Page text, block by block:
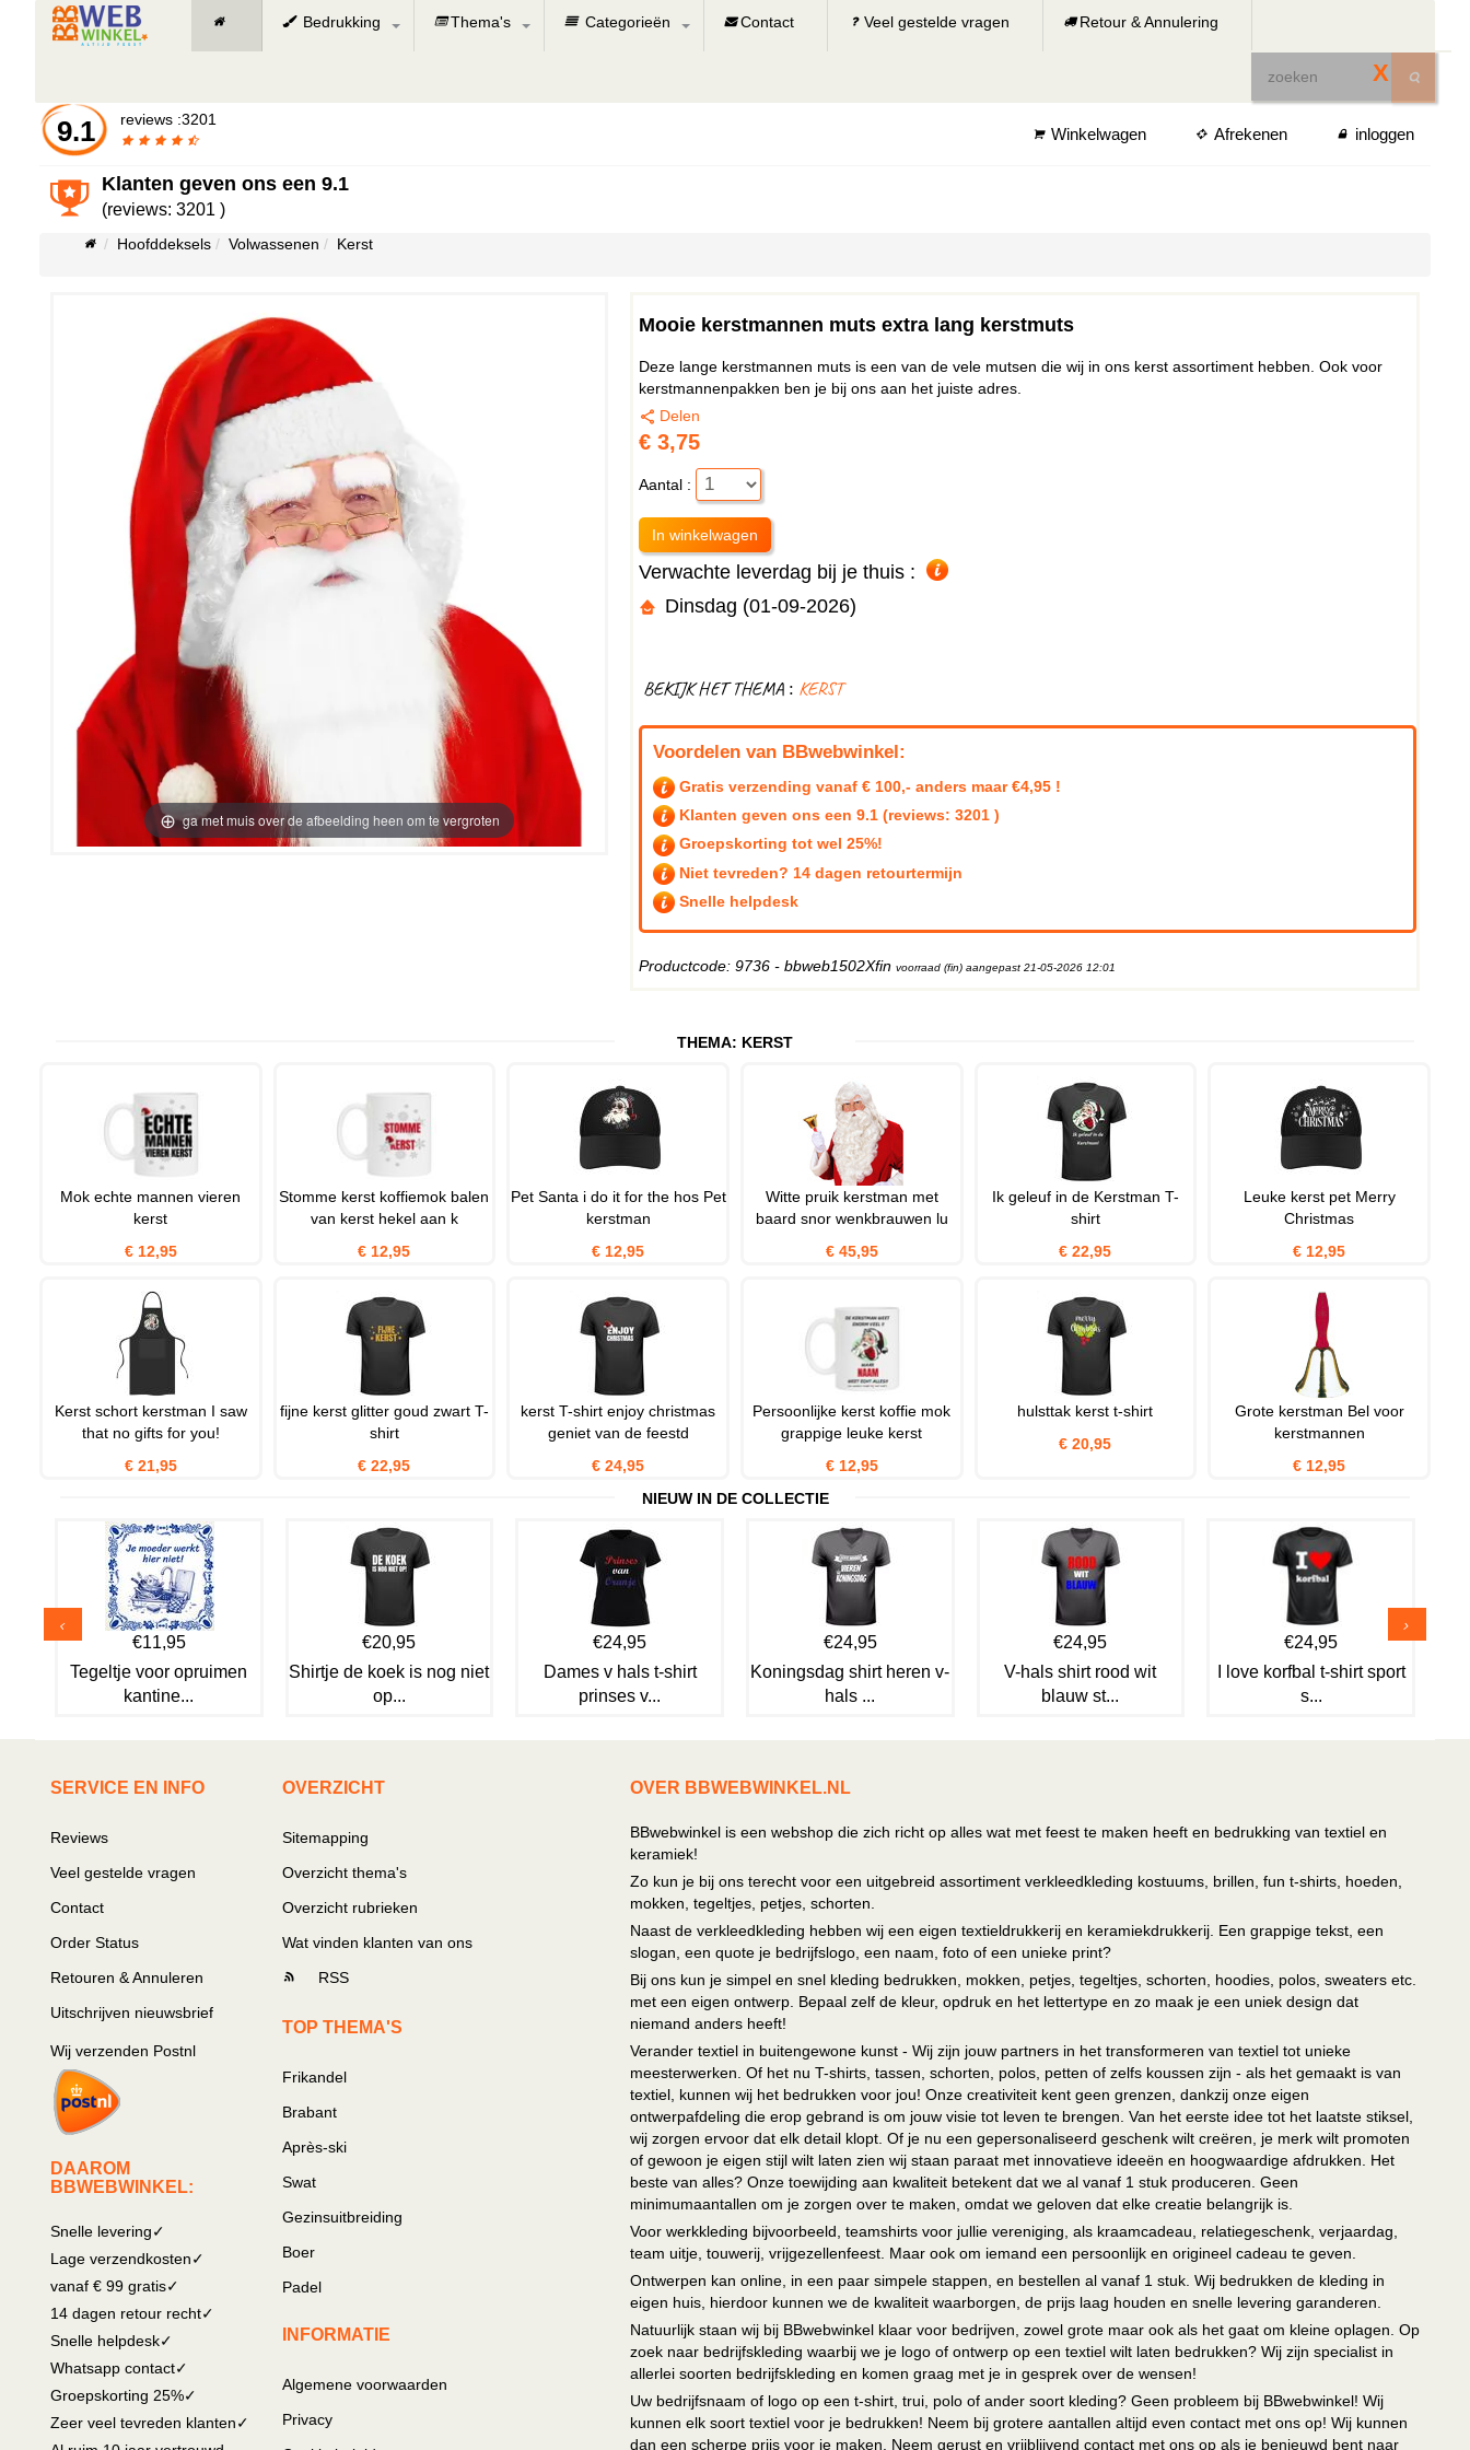
Bedrukking Thema's Categorieën Contact Veel gestelde vragen Retour & Annulering
X
9.1 reviews :3201
Winkelwagen Afrekenen inloggen
Klanten geven ons een9.1
(reviews: 3201 )
Hoofddeksels Volwassenen Kerst
ga met muis over de afbeelding heen om te vergroten
Mooie kerstmannen muts extra lang kerstmuts
Deze lange kerstmannen muts is een van de vele mutsen die wij in ons kerst assortiment hebben. Ook voor
kerstmannenpakken ben je bij ons aan het juiste adres.
Delen
€ 3,75
Aantal :
Verwachte leverdag bij je thuis :
Dinsdag (01-09-2026)
BEKIJK HET THEMA : KERST
Voordelen van BBwebwinkel:
Gratis verzending vanaf € 100,- anders maar €4,95 !
Klanten geven ons een 9.1 (reviews: 3201 )
Groepskorting tot wel 25%!
Niet tevreden? 14 dagen retourtermijn
Snelle helpdesk
Productcode: 9736 - bbweb1502Xfin voorraad (fin) aangepast 21-05-2026 12:01
THEMA: KERST
Mok echte mannen vieren
kerst
€ 12,95
Stomme kerst koffiemok balen
van kerst hekel aan k
€ 12,95
Pet Santa i do it for the hos Pet
kerstman
€ 12,95
Witte pruik kerstman met
baard snor wenkbrauwen lu
€ 45,95
Ik geleuf in de Kerstman T-
shirt
€ 22,95
Leuke kerst pet Merry
Christmas
€ 12,95
Kerst schort kerstman I saw
that no gifts for you!
€ 21,95
fijne kerst glitter goud zwart T-
shirt
€ 22,95
kerst T-shirt enjoy christmas
geniet van de feestd
€ 24,95
Persoonlijke kerst koffie mok
grappige leuke kerst
€ 12,95
hulsttak kerst t-shirt
€ 20,95
Grote kerstman Bel voor
kerstmannen
€ 12,95
NIEUW IN DE COLLECTIE
€11,95
Tegeltje voor opruimen
kantine...
€20,95
Shirtje de koek is nog niet
op...
€24,95
Dames v hals t-shirt
prinses v...
€24,95
Koningsdag shirt heren v-
hals ...
€24,95
V-hals shirt rood wit
blauw st...
€24,95
I love korfbal t-shirt sport
s...
SERVICE EN INFO
Reviews
Veel gestelde vragen
Contact
Order Status
Retouren & Annuleren
Uitschrijven nieuwsbrief
Wij verzenden Postnl
DAAROM
BBWEBWINKEL:
Snelle levering✓
Lage verzendkosten✓
vanaf € 99 gratis✓
14 dagen retour recht✓
Snelle helpdesk✓
Whatsapp contact✓
Groepskorting 25%✓
Zeer veel tevreden klanten✓
OVERZICHT
Sitemapping
Overzicht thema's
Overzicht rubrieken
Wat vinden klanten van ons
RSS
TOP THEMA'S
Frikandel
Brabant
Après-ski
Swat
Gezinsuitbreiding
Boer
Padel
INFORMATIE
Algemene voorwaarden
Privacy
OVER BBWEBWINKEL.NL
BBwebwinkel is een webshop die zich richt op alles wat met feest te maken heeft en bedrukking van textiel en
keramiek!
Zo kun je bij ons terecht voor een uitgebreid assortiment verkleedkleding kostuums, brillen, fun t-shirts, hoeden,
mokken, tegeltjes, petjes, schorten.
Naast de verkleedkleding hebben wij een eigen textieldrukkerij en keramiekdrukkerij. Een grappige tekst, een
slogan, een quote je bedrijfslogo, een naam, foto of een unieke print?
Bij ons kun je simpel en snel kleding bedrukken, mokken, petjes, tegeltjes, schorten, hoodies, polos, sweaters etc.
met een eigen ontwerp. Bepaal zelf de kleur, opdruk en het lettertype en zo maak je een uniek design dat
niemand anders heeft!
Verander textiel in buitengewone kunst - Wij zijn jouw partners in het transformeren van textiel tot unieke
meesterwerken. Of het nu T-shirts, tassen, schorten, polos, petten of zelfs koussen zijn - als het gemaakt is van
textiel, kunnen wij het bedrukken voor jou! Onze creativiteit kent geen grenzen, dankzij onze eigen
ontwerpafdeling die erop gebrand is om jouw visie tot leven te brengen. Van het eerste idee tot het laatste stiksel,
wij zorgen ervoor dat elk detail klopt. Of je nu een gepersonaliseerd geschenk wilt creëren, je merk wilt promoten
of gewoon je eigen stijl wilt laten zien wij staan paraat met innovatieve ideeën en hoogwaardige afdrukken. Het
beste van alles? Onze toewijding aan kwaliteit betekent dat we al vanaf 1 stuk produceren. Geen
minimumaantallen om je zorgen over te maken, omdat we geloven dat elke creatie belangrijk is.
Voor werkkleding bijvoorbeeld, teamshirts voor jullie vereniging, als kraamcadeau, relatiegeschenk, verjaardag,
team uitje, touwerij, vrijgezellenfeest. Maar ook om iemand een persoonlijk en origineel cadeau te geven.
Ontwerpen kan online, in een paar simpele stappen, en bestellen al vanaf 1 stuk. Wij bedrukken de kleding in
eigen huis, hierdoor kunnen we de kwaliteit waarborgen, de prijs laag houden en snelle levering garanderen.
Natuurlijk staan wij bij BBwebwinkel klaar voor bedrijven, zowel grote maar ook als het gaat om kleine oplagen. Op
zoek naar bedrijfskleding waarbij we je logo of ontwerp op een textiel wilt laten bedrukken? Wij zijn specialist in
allerlei soorten bedrijfskleding en komen graag met je in gesprek over de wensen!
Uw bedrijfsnaam of logo op een t-shirt, trui, polo of ander soort kleding? Geen probleem bij BBwebwinkel! Wij
kunnen elk soort textiel voor je bedrukken! Neem bij grotere aantallen altijd even contact met ons op! Wij kunnen
dan een scherpe prijs voor je maken. Neem gerust en vrijblijvend contact met ons op als je benieuwd bent naar